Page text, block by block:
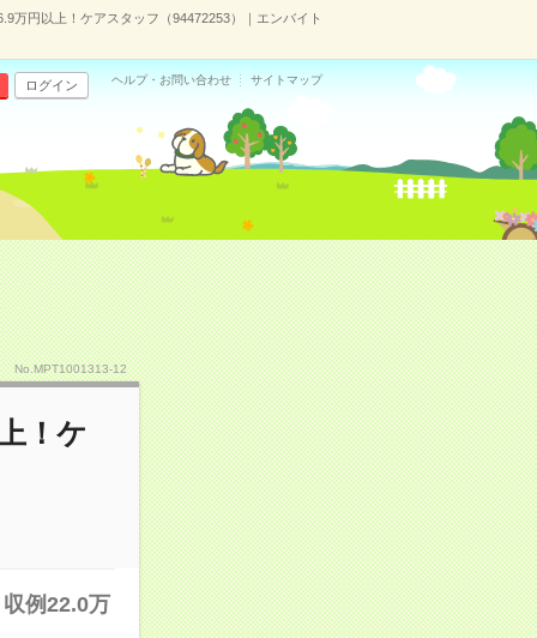
万円以上！ケアスタッフ（94472253）｜エンバイト
ログイン ヘルプ・お問い合わせ サイトマップ
No.MPT1001313-12
！ケ
例22.0万